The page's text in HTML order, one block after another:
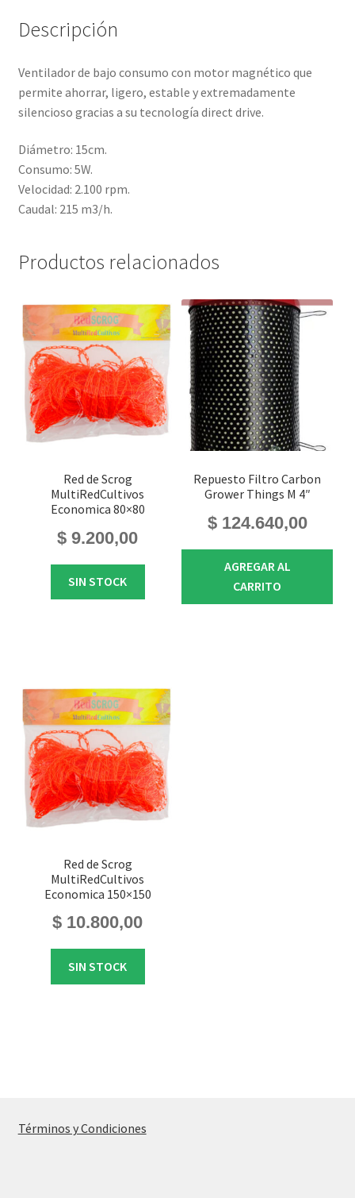
Descripción
Ventilador de bajo consumo con motor magnético que
permite ahorrar, ligero, estable y extremadamente
silencioso gracias a su tecnología direct drive.
Diámetro: 15cm.
Consumo: 5W.
Velocidad: 2.100 rpm.
Caudal: 215 m3/h.
Productos relacionados
Red de Scrog
MultiRedCultivos
Economica 80×80
$ 9.200,00
SIN STOCK
Repuesto Filtro Carbon
Grower Things M 4″
$124.640,00
AGREGAR AL
CARRITO
Red de Scrog
MultiRedCultivos
Economica 150×150
$ 10.800,00
SIN STOCK
Términos y Condiciones